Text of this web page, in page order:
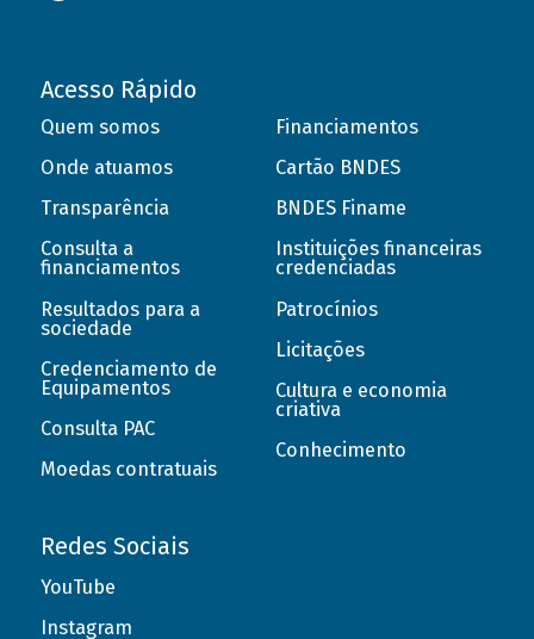
Acesso Rápido
Quem somos
Onde atuamos
Transparência
Consulta a
financiamentos
Resultados para a
sociedade
Credenciamento de
Equipamentos
Consulta PAC
Moedas contratuais
Financiamentos
Cartão BNDES
BNDES Finame
Instituições financeiras
credenciadas
Patrocínios
Licitações
Cultura e economia
criativa
Conhecimento
Redes Sociais
YouTube
Instagram